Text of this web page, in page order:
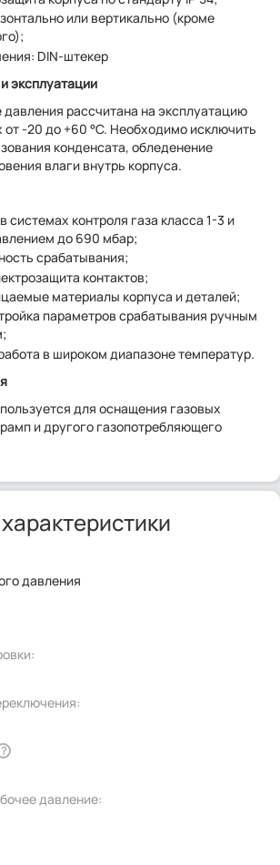
или вертикально (кроме
DIN-штекер
эксплуатации
давления рассчитана на эксплуатацию
от -20 до +60 °C. Необходимо исключить
конденсата, обледенение
влаги внутрь корпуса.
системах контроля газа класса 1-3 и
до 690 мбар;
срабатывания;
контактов;
материалы корпуса и деталей;
параметров срабатывания ручным
в широком диапазоне температур.
для оснащения газовых
и другого газопотребляющего
давления
?
давление: